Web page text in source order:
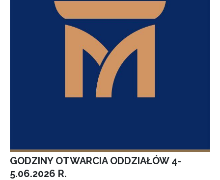
GODZINY OTWARCIA ODDZIAŁÓW 4-
5.06.2026 R.